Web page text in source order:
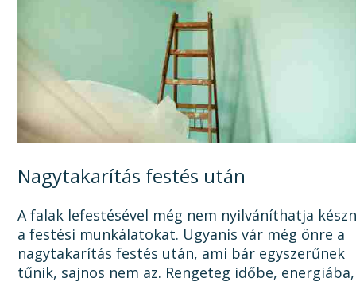
Nagytakarítás festés után
A falak lefestésével még nem nyilváníthatja
a festési munkálatokat. Ugyanis vár még önre a
nagytakarítás festés után, ami bár egyszerűnek
tűnik, sajnos nem az. Rengeteg időbe,